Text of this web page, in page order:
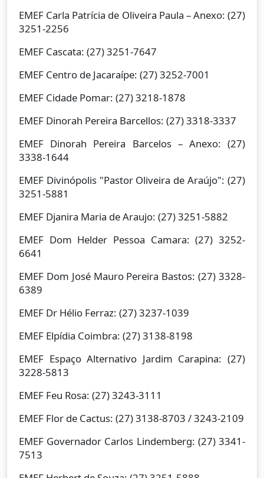
EMEF Carla Patrícia de Oliveira Paula – Anexo: (27)
3251-2256
EMEF Cascata: (27) 3251-7647
EMEF Centro de Jacaraípe: (27) 3252-7001
EMEF Cidade Pomar: (27) 3218-1878
EMEF Dinorah Pereira Barcellos: (27) 3318-3337
EMEF Dinorah Pereira Barcelos – Anexo: (27)
3338-1644
EMEF Divinópolis "Pastor Oliveira de Araújo": (27)
3251-5881
EMEF Djanira Maria de Araujo: (27) 3251-5882
EMEF Dom Helder Pessoa Camara: (27) 3252-
6641
EMEF Dom José Mauro Pereira Bastos: (27) 3328-
6389
EMEF Dr Hélio Ferraz: (27) 3237-1039
EMEF Elpídia Coimbra: (27) 3138-8198
EMEF Espaço Alternativo Jardim Carapina: (27)
3228-5813
EMEF Feu Rosa: (27) 3243-3111
EMEF Flor de Cactus: (27) 3138-8703 / 3243-2109
EMEF Governador Carlos Lindemberg: (27) 3341-
7513